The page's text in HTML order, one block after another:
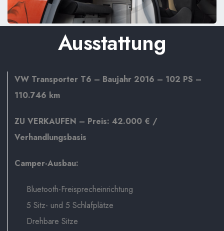
Ausstattung
VW Transporter T6 – Baujahr 2016 – 102 PS –
110.746 km
ZU VERKAUFEN – Preis: 42.000 € /
Verhandlungsbasis
Camper-Ausbau:
Bluetooth-Freisprecheinrichtung
5 Sitz- und 5 Schlafplätze
Drehbare Sitze